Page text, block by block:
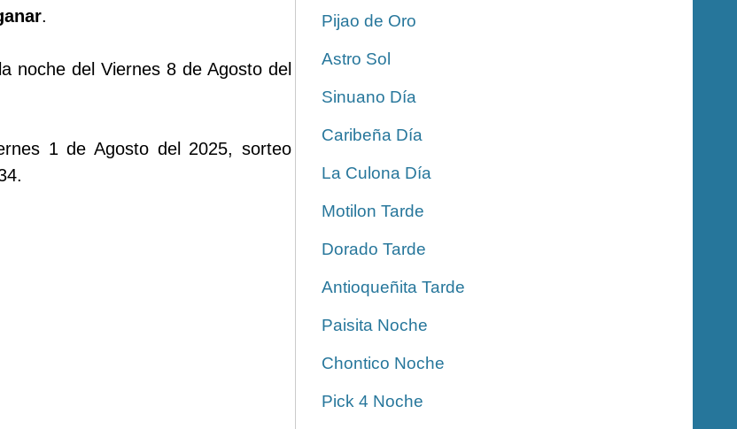
.
noche del Viernes 8 de Agosto del
1 de Agosto del 2025, sorteo
Pijao de Oro
Astro Sol
Sinuano Día
Caribeña Día
La Culona Día
Motilon Tarde
Dorado Tarde
Antioqueñita Tarde
Paisita Noche
Chontico Noche
Pick 4 Noche